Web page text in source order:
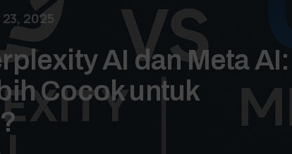
2025
AI dan Meta AI:
Cocok untuk